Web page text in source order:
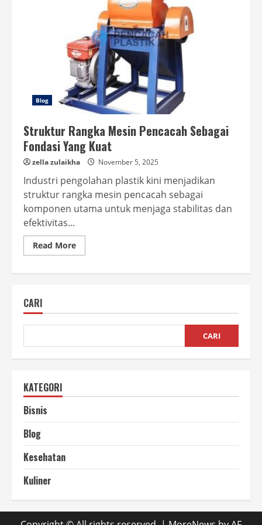
Blog
Struktur Rangka Mesin Pencacah Sebagai
Fondasi Yang Kuat
zella zulaikha November 5, 2025
Industri pengolahan plastik kini menjadikan
struktur rangka mesin pencacah sebagai
komponen utama untuk menjaga stabilitas dan
efektivitas...
Read MoreRead
more
Fondasi
Kuat
CARI
CARI
KATEGORI
Bisnis
Blog
Kesehatan
Kuliner